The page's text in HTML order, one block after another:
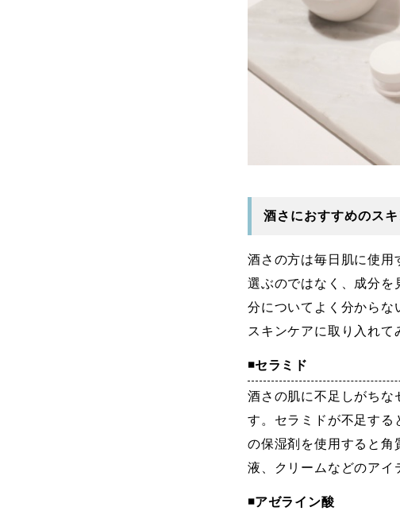
酒さにおすすめのス
酒さの方は毎日肌に使用
選ぶのではなく、成分を
分についてよく分からな
スキンケアに取り入れて
◾️セラミド
酒さの肌に不足しがちな
す。 セラミドが不足する
の保湿剤を使用すると角
液、クリームなどのアイ
◾️アゼライン酸